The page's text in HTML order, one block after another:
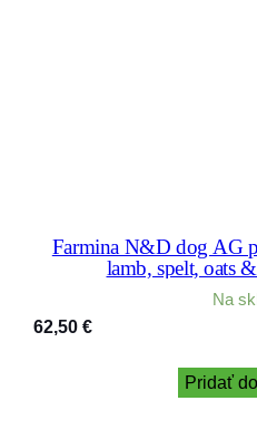
Farmina N&D dog AG
lamb, spelt, oats
Na
62,50 €
Pridať